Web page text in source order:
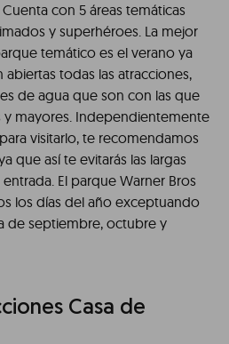
con 5 áreas temáticas
y superhéroes. La mejor
temático es el verano ya
todas las atracciones,
de agua que son con las que
mayores. Independientemente
visitarlo, te recomendamos
que así te evitarás las largas
El parque Warner Bros
los días del año exceptuando
de septiembre, octubre y
Casa de